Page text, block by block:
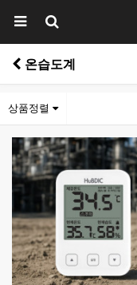
온습도계
상품정렬